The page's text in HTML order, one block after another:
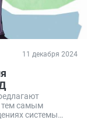
11 декабря 2024
тем самым
системы